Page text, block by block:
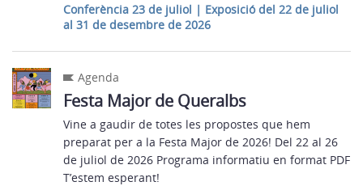
Conferència 23 de juliol | Exposició del 22 de juliol
al 31 de desembre de 2026
Agenda
Festa Major de Queralbs
Vine a gaudir de totes les propostes que hem
preparat per a la Festa Major de 2026! Del 22 al 26
de juliol de 2026 Programa informatiu en format PDF
T’estem esperant!